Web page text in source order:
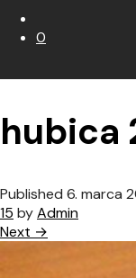
0
hubica
Published 6. marca
15 byAdmin
Next →